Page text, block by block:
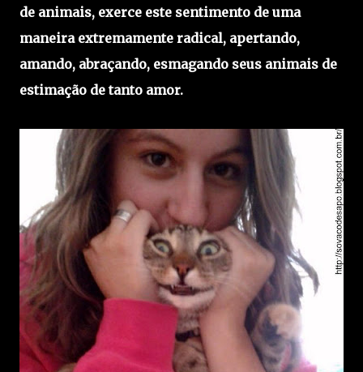
de animais, exerce este sentimento de uma
maneira extremamente radical, apertando,
amando, abraçando, esmagando seus animais de
estimação de tanto amor.